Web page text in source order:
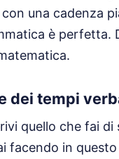
con una cadenza
è perfetta.
dei tempi
quello che fai
facendo in